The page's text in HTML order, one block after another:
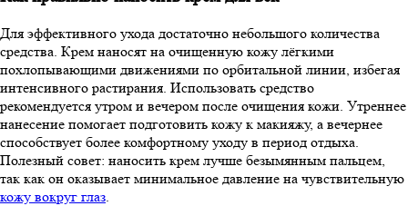
Для эффективного ухода достаточно небольшого количества
средства. Крем наносят на очищенную кожу лёгкими
похлопывающими движениями по орбитальной линии, избегая
интенсивного растирания. Использовать средство
рекомендуется утром и вечером после очищения кожи. Утреннее
нанесение помогает подготовить кожу к макияжу, а вечернее
способствует более комфортному уходу в период отдыха.
Полезный совет: наносить крем лучше безымянным пальцем,
так как он оказывает минимальное давление на чувствительную
кожу вокруг глаз.